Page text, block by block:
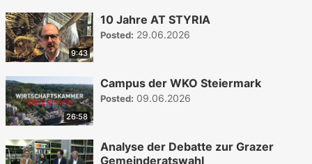
9:43
10 Jahre AT STYRIA
Posted: 29.06.2026
26:58
Campus der WKO Steiermark
Posted: 09.06.2026
Analyse der Debatte zur Grazer
Gemeinderatswahl